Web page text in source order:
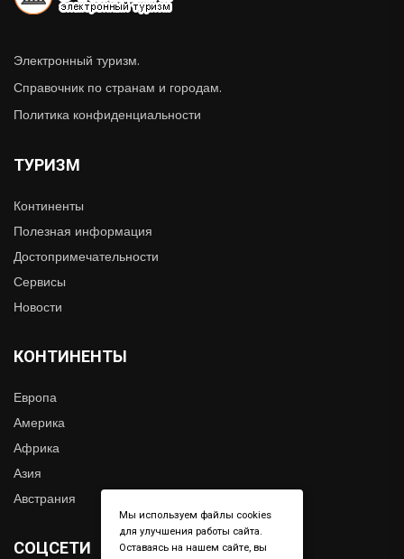
Электронный туризм.
Справочник по странам и городам.
Политика конфиденциальности
ТУРИЗМ
Континенты
Полезная информация
Достопримечательности
Сервисы
Новости
КОНТИНЕНТЫ
Европа
Америка
Африка
Азия
Австрания
СОЦСЕТИ
Мы используем файлы cookies
для улучшения работы сайта.
Оставаясь на нашем сайте, вы